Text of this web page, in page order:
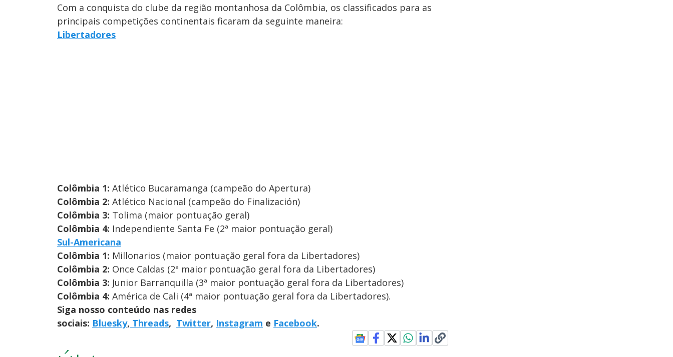
Com a conquista do clube da região montanhosa da Colômbia, os classificados para as
principais competições continentais ficaram da seguinte maneira:
Libertadores
Colômbia 1: Atlético Bucaramanga (campeão do Apertura)
Colômbia 2: Atlético Nacional (campeão do Finalización)
Colômbia 3: Tolima (maior pontuação geral)
Colômbia 4: Independiente Santa Fe (2ª maior pontuação geral)
Sul-Americana
Colômbia 1: Millonarios (maior pontuação geral fora da Libertadores)
Colômbia 2: Once Caldas (2ª maior pontuação geral fora da Libertadores)
Colômbia 3: Junior Barranquilla (3ª maior pontuação geral fora da Libertadores)
Colômbia 4: América de Cali (4ª maior pontuação geral fora da Libertadores).
Siga nosso conteúdo nas redes
sociais: Bluesky, Threads, Twitter, Instagram e Facebook.